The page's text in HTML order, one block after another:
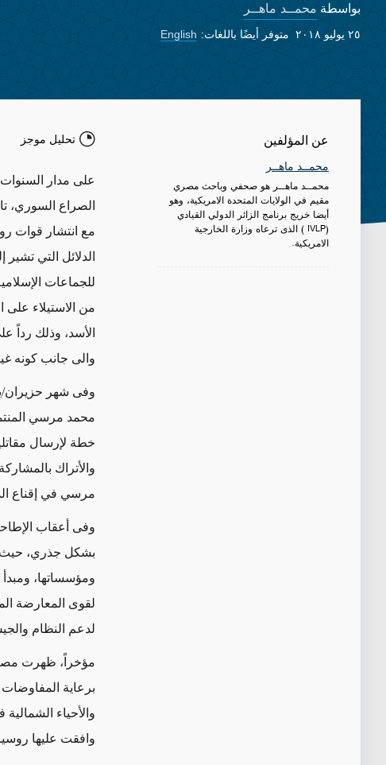
بواسطة محمــد ماهــر
٢٥ يوليو ٢٠١٨ متوفر أيضًا باللغات: English
عن المؤلفين
محمــد ماهــر
محمــد ماهــر هو صحفي وباحث مصري
مقيم في الولايات المتحدة الامريكية، وهو
أيضا خريج برنامج الزائر الدولي القيادي
(IVLP ) الذى ترعاه وزارة الخارجية
الامريكية.
تحليل موجز
على مدار
الصراع السوري،
مع انتشار قوات
الدلائل التي
للجماعات
من الاستيلاء
الأسد، وذلك رداً
والى جانب كونه
محمد مرسي
خطة لإرسال
والأتراك
مرسي في إقناع
بشكل جذري، حيث
ومؤسساتها،
لقوى المعارضة
لدعم النظام
مؤخراً، ظهرت
برعاية
والأحياء
وافقت عليها روسيا